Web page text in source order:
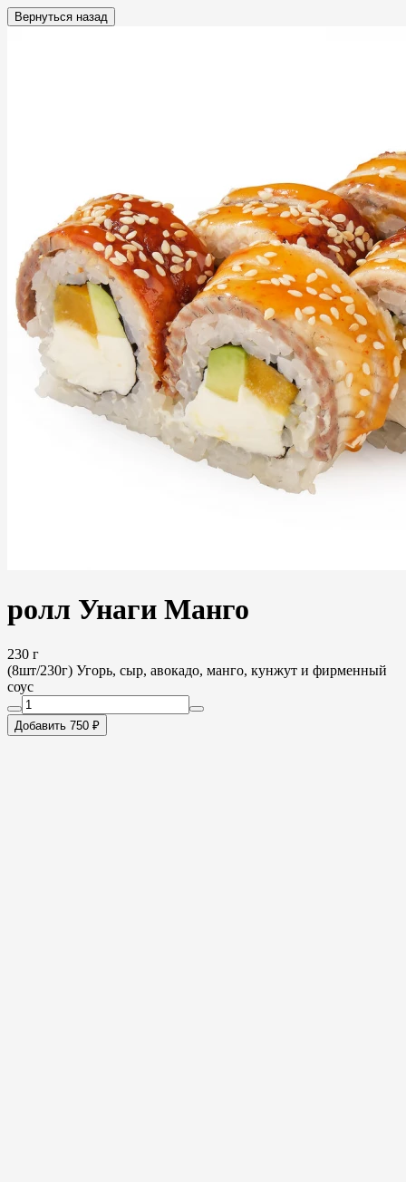
Вернуться назад
ролл Унаги Манго
230 г
(8шт/230г) Угорь, сыр, авокадо, манго, кунжут и фирменный
соус
Добавить 750 ₽